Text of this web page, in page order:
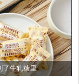
被列入佛家七宝的它